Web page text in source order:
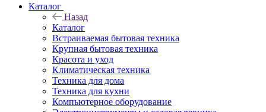
Каталог
Назад
Каталог
Встраиваемая бытовая техника
Крупная бытовая техника
Красота и уход
Климатическая техника
Техника для дома
Техника для кухни
Компьютерное оборудование